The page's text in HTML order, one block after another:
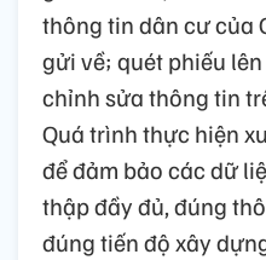
thông tin dân cư của
gửi về; quét phiếu
chỉnh sửa thông tin
Quá trình thực hiện
để đảm bảo các dữ
thập đầy đủ, đúng
đúng tiến độ xây